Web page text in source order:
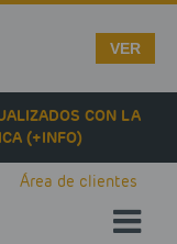
CON LA
(+INFO)
Área de clientes
VER